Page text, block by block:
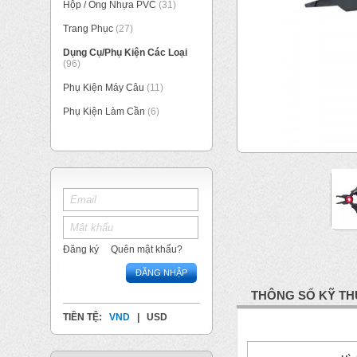
Hộp / Ống Nhựa PVC (31)
Trang Phục (27)
Dụng Cụ/Phụ Kiện Các Loại
(96)
Phụ Kiện Máy Câu (11)
Phụ Kiện Làm Cần (6)
Đăng ký Quên mật khẩu?
ĐĂNG NHẬP
TIỀN TỆ: VND USD
THÔNG SỐ KỸ